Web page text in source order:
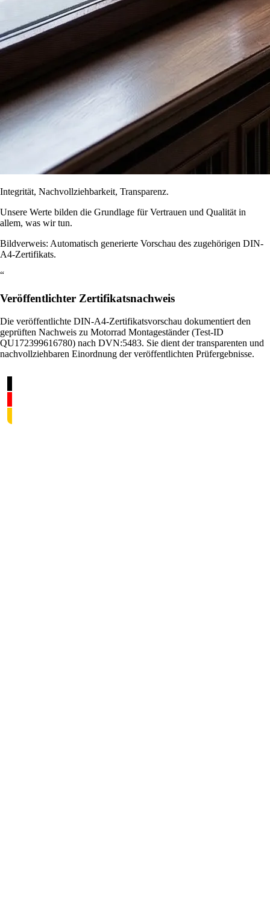
Integrität, Nachvollziehbarkeit, Transparenz.
Unsere Werte bilden die Grundlage für Vertrauen und Qualität in
allem, was wir tun.
Bildverweis: Automatisch generierte Vorschau des zugehörigen DIN-
A4-Zertifikats.
“
Veröffentlichter Zertifikatsnachweis
Die veröffentlichte DIN-A4-Zertifikatsvorschau dokumentiert den
geprüften Nachweis zu Motorrad Montageständer (Test-ID
QU172399616780) nach DVN:5483. Sie dient der transparenten und
nachvollziehbaren Einordnung der veröffentlichten Prüfergebnisse.